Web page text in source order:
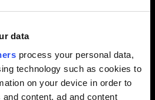
data
process your personal data,
technology such as cookies to
on your device in order to
content, ad and content